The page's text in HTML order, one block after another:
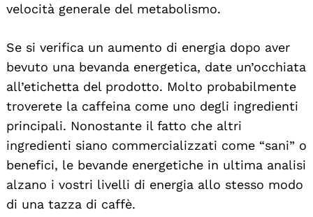
velocità generale del metabolismo.
Se si verifica un aumento di energia dopo aver
bevuto una bevanda energetica, date un’occhiata
all’etichetta del prodotto. Molto probabilmente
troverete la caffeina come uno degli ingredienti
principali. Nonostante il fatto che altri
ingredienti siano commercializzati come “sani” o
benefici, le bevande energetiche in ultima analisi
alzano i vostri livelli di energia allo stesso modo
di una tazza di caffè.